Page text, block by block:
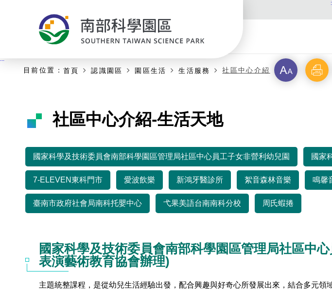
主要內容開始
:::
目前位置： 首頁 認識園區 園區生活 生活服務 社區中心介紹 字 列
社區中心介紹-生活天地
國家科學及技術委員會南部科學園區管理局社區中心員工子女非營利幼兒園 國家
7-ELEVEN東科門市 愛波飲樂 新鴻牙醫診所 絮音森林音樂 鳴馨
臺南市政府社會局南科托嬰中心 弋果美語台南南科分校 周氏蝦捲
國家科學及技術委員會南部科學園區管理局社區中
表演藝術教育協會辦理)
主題統整課程，是從幼兒生活經驗出發，配合興趣與好奇心所發展出來，結合多元